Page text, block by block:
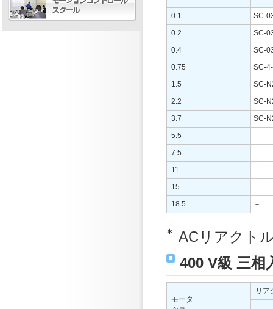
0.1
SC-
0.2
SC-
0.4
SC-
0.75
SC-
1.5
SC-
2.2
SC-
3.7
SC-
5.5
－
7.5
－
11
－
15
－
18.5
－
∗
ACリアクト
400 V級 三相
モータ
リア